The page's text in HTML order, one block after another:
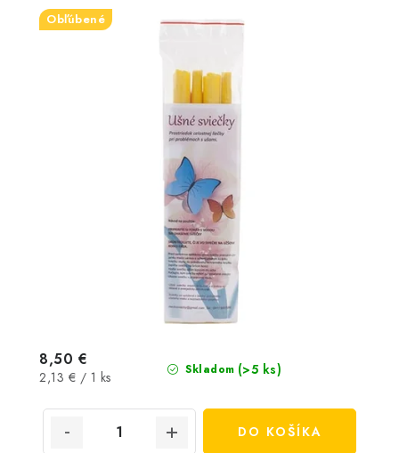
Obľúbené
Skladom (>5 ks)
8,50 €
Jednotková
2,13 € / 1 ks
DO KOŠÍKA